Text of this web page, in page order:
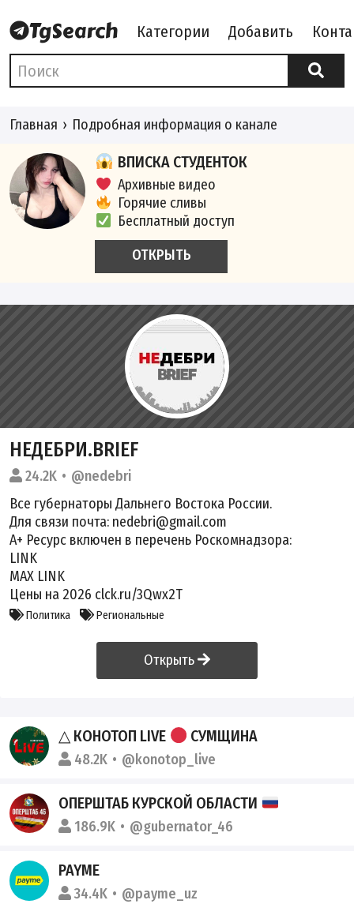
Категории Добавить
Главная Подробная информация о канале
ВПИСКА СТУДЕНТОК
Архивные видео
Горячие сливы
Бесплатный доступ
ОТКРЫТЬ
НЕДЕБРИ.BRIEF
24.2K
@nedebri
Все губернаторы Дальнего Востока России.
Для связи почта: nedebri@gmail.com
А+ Ресурс включен в перечень Роскомнадзора:
LINK
МАХ LINK
Цены на 2026 clck.ru/3Qwx2T
Политика Региональные
Открыть
△ КОНОТОП LIVE СУМЩИНА
48.2K @konotop_live
ОПЕРШТАБ КУРСКОЙ ОБЛАСТИ
186.9K @gubernator_46
PAYME
34.4K @payme_uz